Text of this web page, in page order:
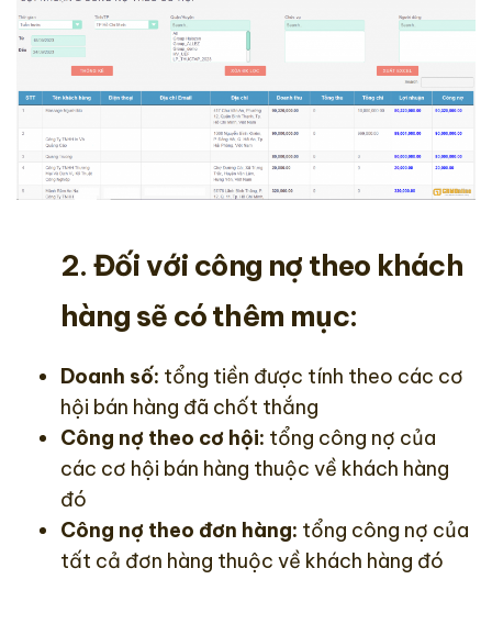
2. Đối với công nợ theo khách
hàng sẽ có thêm mục:
Doanh số: tổng tiền được tính theo các cơ
hội bán hàng đã chốt thắng
Công nợ theo cơ hội: tổng công nợ của
các cơ hội bán hàng thuộc về khách hàng
đó
Công nợ theo đơn hàng: tổng công nợ của
tất cả đơn hàng thuộc về khách hàng đó